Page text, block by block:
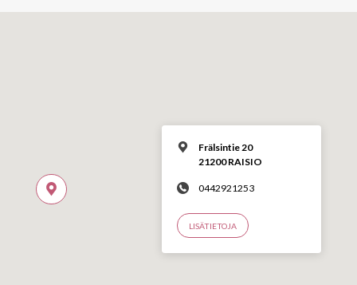
Frälsintie 20
21200 RAISIO
0442921253
LISÄTIETOJA